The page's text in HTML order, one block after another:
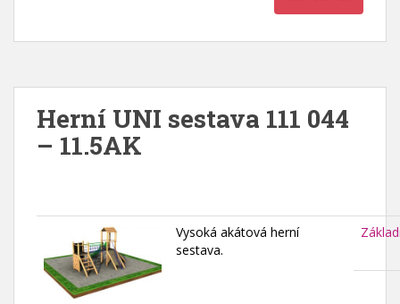
Herní UNI sestava 111 044
– 11.5AK
Vysoká akátová herní
sestava.